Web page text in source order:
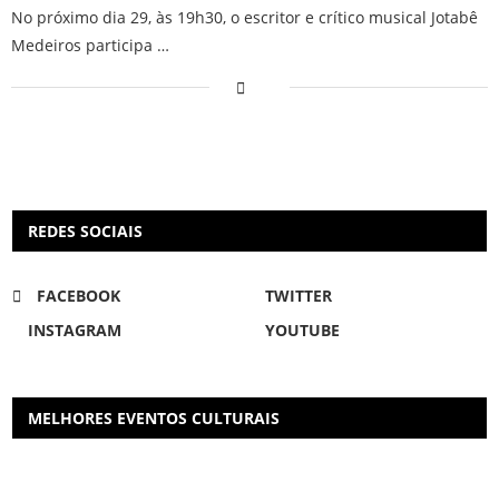
No próximo dia 29, às 19h30, o escritor e crítico musical Jotabê
Medeiros participa …
REDES SOCIAIS
FACEBOOK
TWITTER
INSTAGRAM
YOUTUBE
MELHORES EVENTOS CULTURAIS